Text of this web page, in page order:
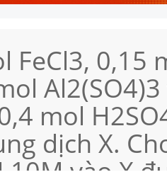
FeCl3, 0,15
mol
dịch X.
vào X